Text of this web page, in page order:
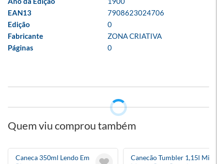
EAN13
7908623024706
Edição
0
Fabricante
ZONA CRIATIVA
Páginas
0
Quem viu comprou também
Caneca 350ml Lendo Em
Canecão Tumbler 1,15l